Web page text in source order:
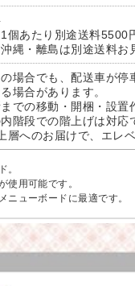
個あたり別途送料5500
縄・離島は別途送料お
場合でも、配送車が停
場合があります。
での移動・開梱・設置
階段での階上げは対応
層へのお届けで、エレ
。
使用可能です。
ニューボードに最適です。